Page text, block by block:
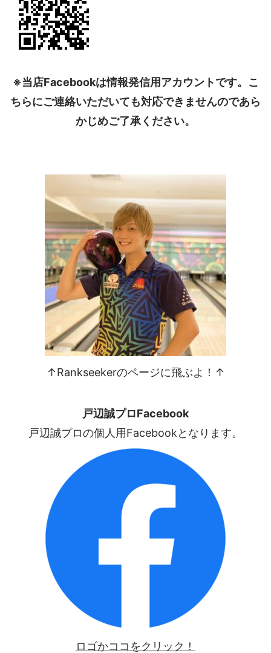
※当店Facebookは情報発信用アカウントです。こ
ちらにご連絡いただいても対応できませんのであら
かじめご了承ください。
↑Rankseekerのページに飛ぶよ！↑
戸辺誠プロFacebook
戸辺誠プロの個人用Facebookとなります。
ロゴかココをクリック！